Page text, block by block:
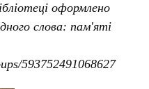
оформлено
слова: пам'яті
593752491068627